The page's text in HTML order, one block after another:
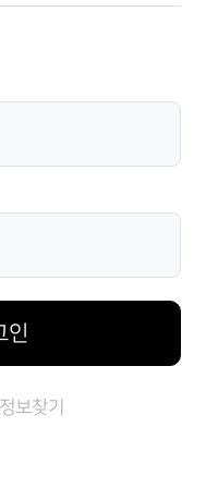
인
정보찾기